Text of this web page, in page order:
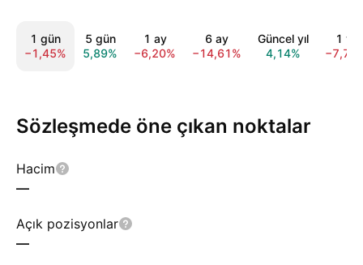
1 gün
−1,45%
5 gün
5,89%
1 ay
−6,20%
6 ay
−14,61%
Güncel yıl
4,14%
1 yıl
Sözleşmede öne çıkan noktalar
Hacim
—
Açık pozisyonlar
—